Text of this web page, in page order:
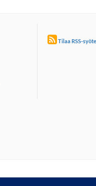
Tilaa RSS-syöte